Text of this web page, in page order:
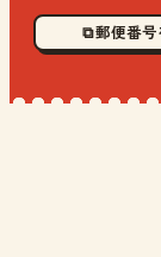
⧉ 郵便番号